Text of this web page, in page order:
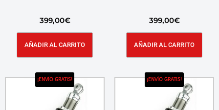
399,00€
AÑADIR AL CARRITO
399,00€
AÑADIR AL CARRITO
¡ENVÍO GRATIS! ¡ENVÍO GRATIS!